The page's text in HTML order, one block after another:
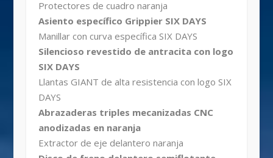
Protectores de cuadro naranja
Asiento específico Grippier SIX DAYS
Manillar con curva específica SIX DAYS
Silencioso revestido de antracita con logo
SIX DAYS
Llantas GIANT de alta resistencia con logo SIX
DAYS
Abrazaderas triples mecanizadas CNC
anodizadas en naranja
Extractor de eje delantero naranja